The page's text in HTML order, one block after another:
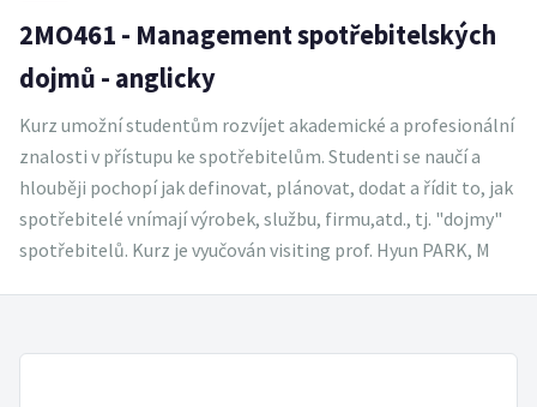
2MO461 - Management spotřebitelských
dojmů - anglicky
Kurz umožní studentům rozvíjet akademické a profesionální
znalosti v přístupu ke spotřebitelům. Studenti se naučí a
hlouběji pochopí jak definovat, plánovat, dodat a řídit to, jak
spotřebitelé vnímají výrobek, službu, firmu,atd., tj. "dojmy"
spotřebitelů. Kurz je vyučován visiting prof. Hyun PARK, M